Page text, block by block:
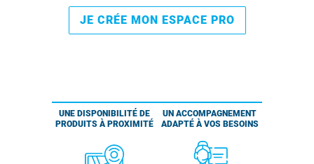
JE CRÉE MON ESPACE PRO
UNE DISPONIBILITÉ DE
PRODUITS À PROXIMITÉ
UN ACCOMPAGNEMENT
ADAPTÉ À VOS BESOINS